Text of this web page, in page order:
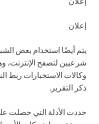
إعلان
يتم أيضًا استخدام بعض
شرعيين لتصفح
وكالات الاستخبارات ربط
ذكر التقرير.
حددت الأدلة التي حصلت